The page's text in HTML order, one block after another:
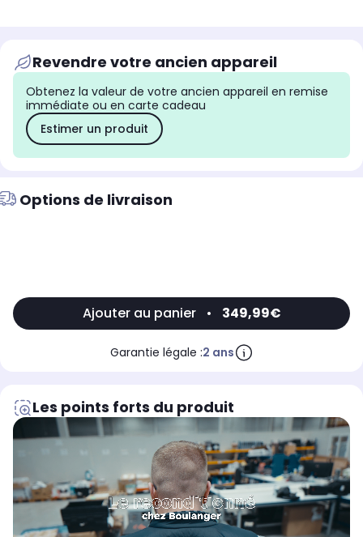
Revendre votre ancien appareil
Obtenez la valeur de votre ancien appareil en remise
immédiate ou en carte cadeau
Estimer un produit
Options de livraison
Ajouter au panier • 349,99€
Garantie légale :2 ans
Les points forts du produit